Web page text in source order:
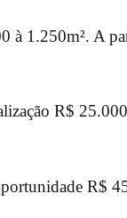
à 1.250m². A
R$
R$